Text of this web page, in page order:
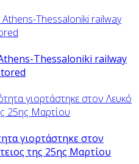
Thessaloniki railway
γιορτάστηκε στον
της 25ης Μαρτίου